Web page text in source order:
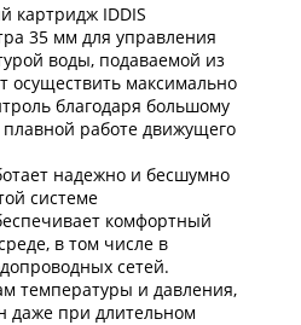
картридж IDDIS
35 мм для управления
воды, подаваемой из
осуществить максимально
благодаря большому
плавной работе движущего
надежно и бесшумно
системе
комфортный
в том числе в
сетей.
температуры и давления,
даже при длительном